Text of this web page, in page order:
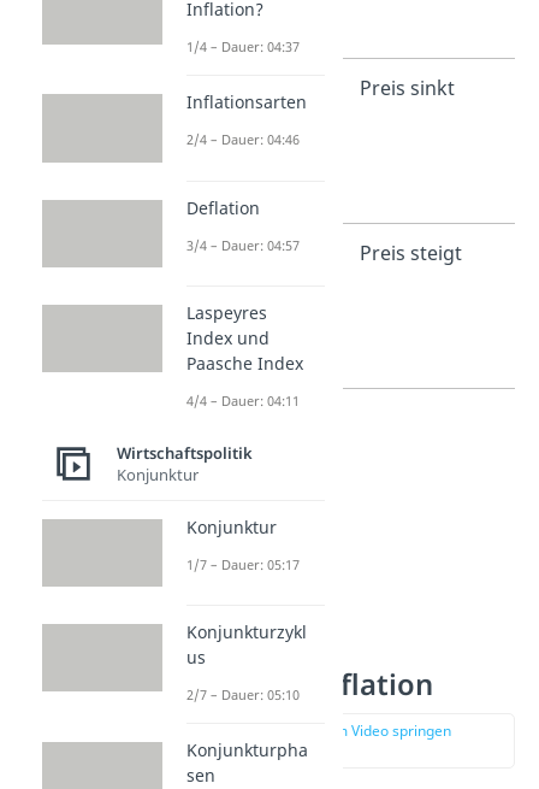
Deflation Preis sinkt
Inflation Preis steigt
Arten von Deflation
zur Stelle im Video springen
(00:57)
Inflation?
1/4 – Dauer: 04:37
Inflationsarten
2/4 – Dauer: 04:46
Deflation
3/4 – Dauer: 04:57
Laspeyres
Index und
Paasche Index
4/4 – Dauer: 04:11
Wirtschaftspolitik
Konjunktur
Konjunktur
1/7 – Dauer: 05:17
Konjunkturzykl
us
2/7 – Dauer: 05:10
Konjunkturpha
sen